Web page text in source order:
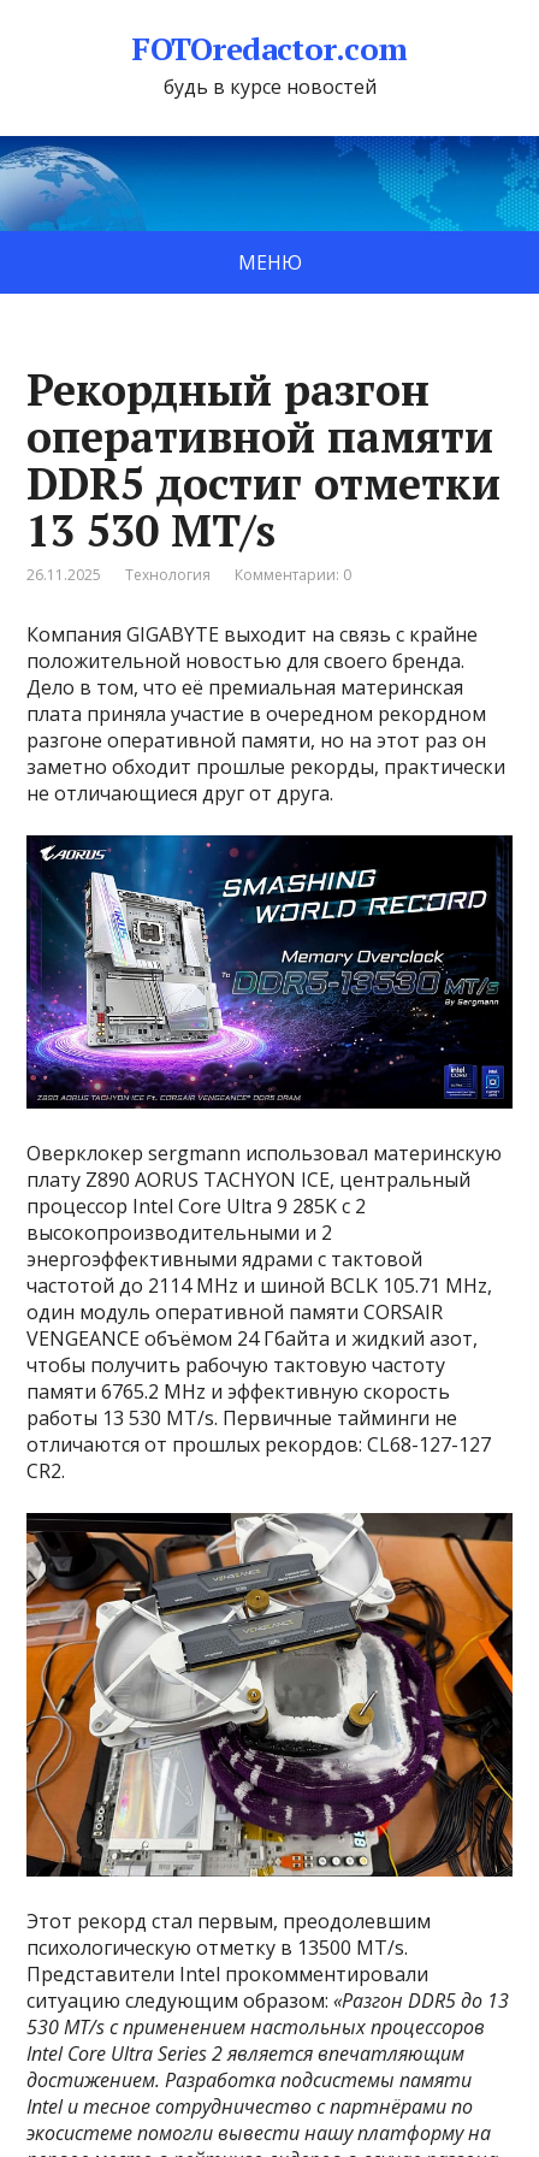
FOTOredactor.com
будь в курсе новостей
МЕНЮ
Рекордный разгон
оперативной памяти
DDR5 достиг отметки
13 530 MT/s
26.11.2025 Технология Комментарии: 0
Компания GIGABYTE выходит на связь с крайне
положительной новостью для своего бренда.
Дело в том, что её премиальная материнская
плата приняла участие в очередном рекордном
разгоне оперативной памяти, но на этот раз он
заметно обходит прошлые рекорды, практически
не отличающиеся друг от друга.
Оверклокер sergmann использовал материнскую
плату Z890 AORUS TACHYON ICE, центральный
процессор Intel Core Ultra 9 285K с 2
высокопроизводительными и 2
энергоэффективными ядрами с тактовой
частотой до 2114 MHz и шиной BCLK 105.71 MHz,
один модуль оперативной памяти CORSAIR
VENGEANCE объёмом 24 Гбайта и жидкий азот,
чтобы получить рабочую тактовую частоту
памяти 6765.2 MHz и эффективную скорость
работы 13 530 MT/s. Первичные тайминги не
отличаются от прошлых рекордов: CL68-127-127
CR2.
Этот рекорд стал первым, преодолевшим
психологическую отметку в 13500 MT/s.
Представители Intel прокомментировали
ситуацию следующим образом:«Разгон DDR5 до 13
530 MT/s с применением настольных процессоров
Intel Core Ultra Series 2 является впечатляющим
достижением. Разработка подсистемы памяти
Intel и тесное сотрудничество с партнёрами по
экосистеме помогли вывести нашу платформу на